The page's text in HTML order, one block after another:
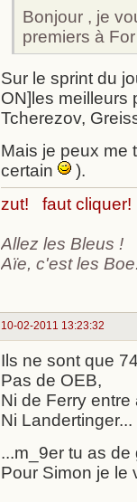
Bonjour , je
premiers à
Sur le sprint du
ON]les meilleurs
Tcherezov,
Mais je peux me
certain
).
zut! faut cliquer!
Allez les Bleus !
Aïe, c'est les
10-02-2011 13:23:32
Ils ne sont que
Pas de OEB,
Ni de Ferry entre
Ni Landertinger...
...m_9er tu as
Pour Simon je le